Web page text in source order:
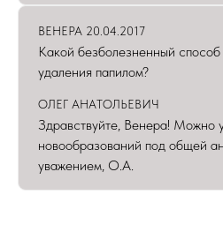
ВЕНЕРА 20.04.2017
Какой безболезненный
удаления папилом?
ОЛЕГ АНАТОЛЬЕВИЧ
Здравствуйте, Венера! Можно
новообразований под общей
уважением, О.А.